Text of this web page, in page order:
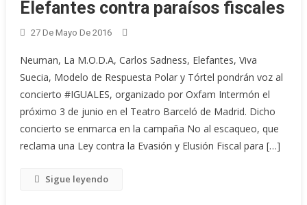
Elefantes contra paraísos fiscales
27 De Mayo De 2016
Neuman, La M.O.D.A, Carlos Sadness, Elefantes, Viva
Suecia, Modelo de Respuesta Polar y Tórtel pondrán voz al
concierto #IGUALES, organizado por Oxfam Intermón el
próximo 3 de junio en el Teatro Barceló de Madrid. Dicho
concierto se enmarca en la campaña No al escaqueo, que
reclama una Ley contra la Evasión y Elusión Fiscal para […]
Sigue leyendo